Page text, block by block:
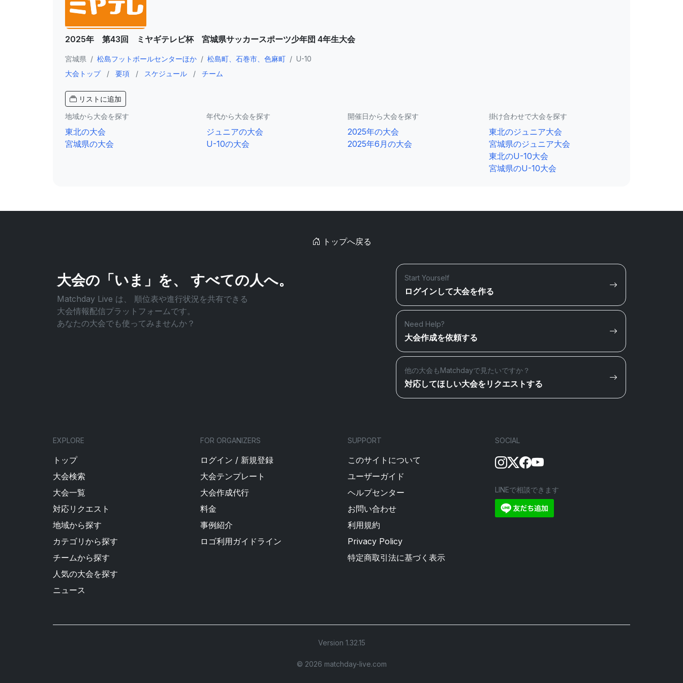
2025年 第43回 ミヤギテレビ杯 宮城県サッカースポーツ少年団 4年生大会
宮城県 / 松島フットボールセンターほか / 松島町、石巻市、色麻町 / U-10
大会トップ
/ 要項 / スケジュール / チーム
リストに追加
地域から大会を探す
東北の大会
宮城県の大会
年代から大会を探す
ジュニアの大会
U-10の大会
開催日から大会を探す
2025年の大会
2025年6月の大会
掛け合わせで大会を探す
東北のジュニア大会
宮城県のジュニア大会
東北のU-10大会
宮城県のU-10大会
トップへ戻る
大会の「いま」を、 すべての人へ。
Matchday Live は、 順位表や進行状況を共有できる
大会情報配信プラットフォームです。
あなたの大会でも使ってみませんか？
Start Yourself
ログインして大会を作る
Need Help?
大会作成を依頼する
他の大会もMatchdayで見たいですか？
対応してほしい大会をリクエストする
EXPLORE
トップ
大会検索
大会一覧
対応リクエスト
地域から探す
カテゴリから探す
チームから探す
人気の大会を探す
ニュース
FOR ORGANIZERS
ログイン / 新規登録
大会テンプレート
大会作成代行
料金
事例紹介
ロゴ利用ガイドライン
SUPPORT
このサイトについて
ユーザーガイド
ヘルプセンター
お問い合わせ
利用規約
Privacy Policy
特定商取引法に基づく表示
SOCIAL
LINEで相談できます
Version 1.32.15
©︎ 2026 matchday-live.com